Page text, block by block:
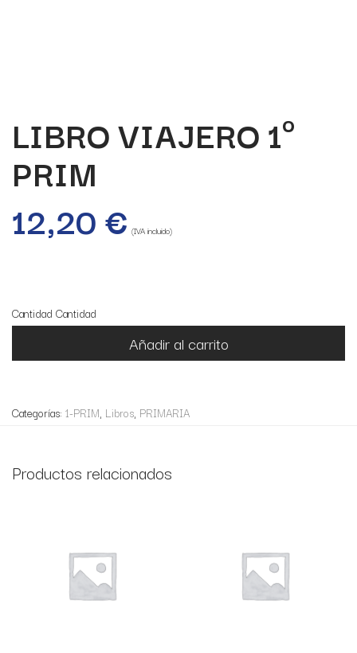
LIBRO VIAJERO 1º
PRIM
12,20€ (IVA incluido)
Cantidad Cantidad
Añadir al carrito
Categorías: 1-PRIM, Libros, PRIMARIA
Productos relacionados